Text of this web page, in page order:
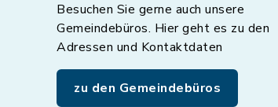
Besuchen Sie gerne auch unsere
Gemeindebüros. Hier geht es zu den
Adressen und Kontaktdaten
zu den Gemeindebüros